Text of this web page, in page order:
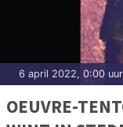
6 april 2022, 0:00 uur
OEUVRE-